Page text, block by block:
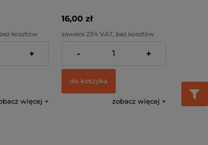
kosztów
17,89 zł
+
więcej
16,00 zł
zawiera 23% VAT, bez kosztów
dostawy
Cena netto:
13,01 zł
- +
do koszyka
zobacz więcej